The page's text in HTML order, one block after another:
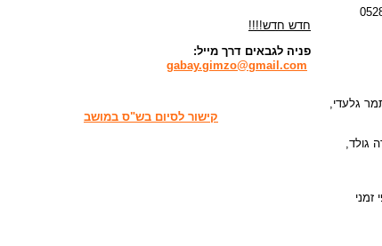
גלעדי,
גולד,
זמני
חדש חדש!!!!
פניה לגבאים דרך מייל:
gabay.gimzo@gmail.com
קישור לסיום בש"ס במושב